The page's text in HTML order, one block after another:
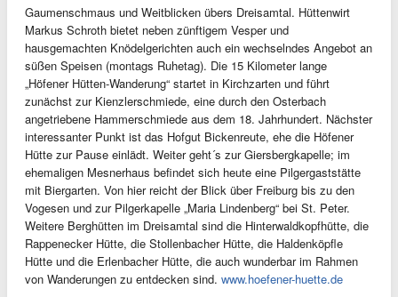
Gaumenschmaus und Weitblicken übers Dreisamtal. Hüttenwirt
Markus Schroth bietet neben zünftigem Vesper und
hausgemachten Knödelgerichten auch ein wechselndes Angebot an
süßen Speisen (montags Ruhetag). Die 15 Kilometer lange
„Höfener Hütten-Wanderung“ startet in Kirchzarten und führt
zunächst zur Kienzlerschmiede, eine durch den Osterbach
angetriebene Hammerschmiede aus dem 18. Jahrhundert. Nächster
interessanter Punkt ist das Hofgut Bickenreute, ehe die Höfener
Hütte zur Pause einlädt. Weiter geht´s zur Giersbergkapelle; im
ehemaligen Mesnerhaus befindet sich heute eine Pilgergaststätte
mit Biergarten. Von hier reicht der Blick über Freiburg bis zu den
Vogesen und zur Pilgerkapelle „Maria Lindenberg“ bei St. Peter.
Weitere Berghütten im Dreisamtal sind die Hinterwaldkopfhütte, die
Rappenecker Hütte, die Stollenbacher Hütte, die Haldenköpfle
Hütte und die Erlenbacher Hütte, die auch wunderbar im Rahmen
von Wanderungen zu entdecken sind. www.hoefener-huette.de